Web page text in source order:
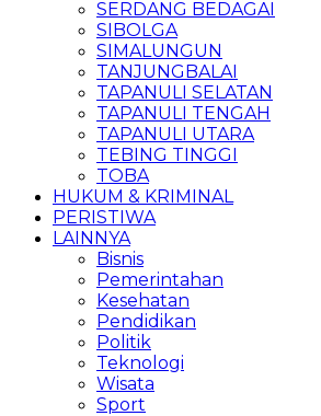
SERDANG BEDAGAI
SIBOLGA
SIMALUNGUN
TANJUNGBALAI
TAPANULI SELATAN
TAPANULI TENGAH
TAPANULI UTARA
TEBING TINGGI
TOBA
HUKUM & KRIMINAL
PERISTIWA
LAINNYA
Bisnis
Pemerintahan
Kesehatan
Pendidikan
Politik
Teknologi
Wisata
Sport